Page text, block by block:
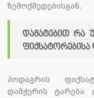
ზემოქმედებისგან.
დამატებით რა
ფიქსატორებისა
პოდაგრის
დამჭერის ტარება